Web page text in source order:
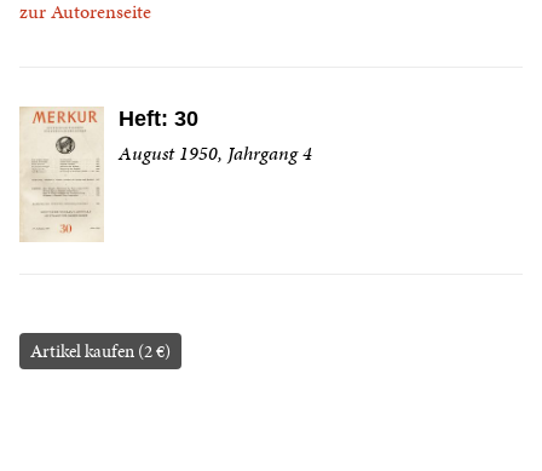
zur Autorenseite
Heft: 30
August 1950, Jahrgang 4
Artikel kaufen (2 €)